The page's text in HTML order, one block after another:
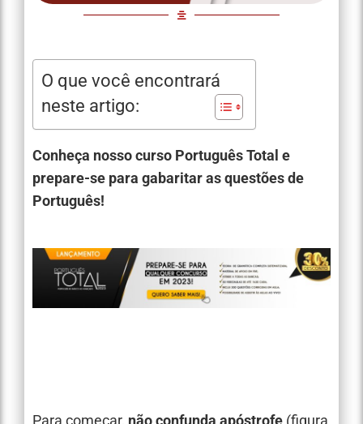
O que você encontrará
neste artigo:
Conheça nosso curso Português Total e
prepare-se para gabaritar as questões de
Português!
Para começar, não confunda apóstrofe (figura